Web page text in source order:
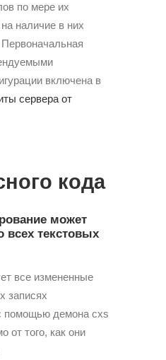
по мере их
наличие в них
включена в
сервера от
кода
может
всех текстовых
все измененные
записях
помощью демона cxs
от того, как они